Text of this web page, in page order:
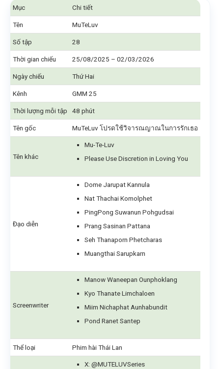
Mục Chi tiết
Tên MuTeLuv
Số tập 28
Thời gian chiếu 25/08/2025 – 02/03/2026
Ngày chiếu Thứ Hai
Kênh GMM 25
Thời lượng mỗi tập 48 phút
Tên gốc MuTeLuv โปรดใช้วิจารณญาณในการรักเธอ
Tên khác
Mu-Te-Luv
Please Use Discretion in Loving You
Đạo diễn
Dome Jarupat Kannula
Nat Thachai Komolphet
PingPong Suwanun Pohgudsai
Prang Sasinan Pattana
Seh Thanaporn Phetcharas
Muangthai Sarupkarn
Screenwriter
Manow Waneepan Ounphoklang
Kyo Thanate Limchaloen
Miim Nichaphat Aunhabundit
Pond Ranet Santep
Thể loại Phim hài Thái Lan
X: @MUTELUVSeries